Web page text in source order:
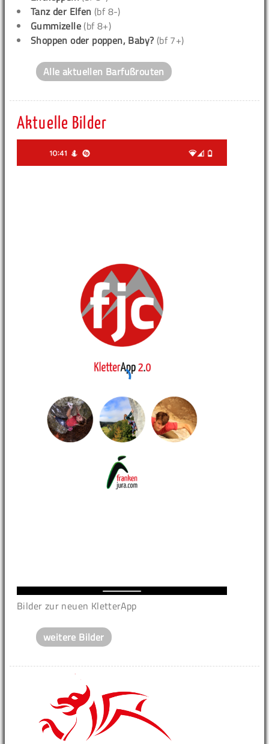
Tanz der Elfen (bf 8-)
Gummizelle (bf 8+)
Shoppen oder poppen, Baby? (bf 7+)
Alle aktuellen Barfußrouten
Aktuelle Bilder
Bilder zur neuen KletterApp
weitere Bilder